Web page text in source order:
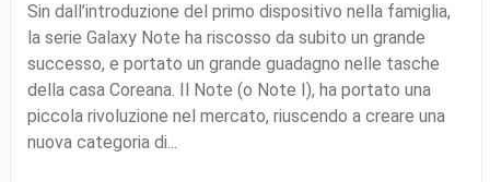
Sin dall’introduzione del primo dispositivo nella famiglia,
la serie Galaxy Note ha riscosso da subito un grande
successo, e portato un grande guadagno nelle tasche
della casa Coreana. Il Note (o Note I), ha portato una
piccola rivoluzione nel mercato, riuscendo a creare una
nuova categoria di...